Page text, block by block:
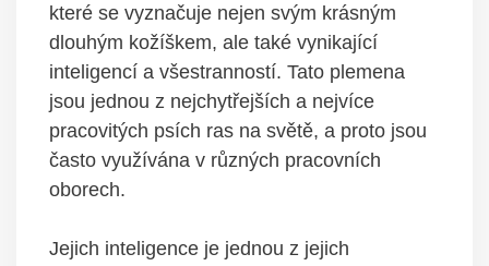
které se vyznačuje nejen svým krásným
dlouhým kožíškem, ale také vynikající
inteligencí a všestranností. Tato plemena
jsou jednou z nejchytřejších a nejvíce
pracovitých psích ras na světě, a proto jsou
často využívána v různých pracovních
oborech.
Jejich inteligence je jednou z jejich